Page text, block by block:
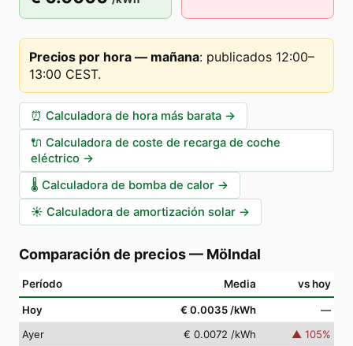
Precios por hora — mañana: publicados 12:00–
13:00 CEST.
⏰ Calculadora de hora más barata →
🔌 Calculadora de coste de recarga de coche
eléctrico →
🌡️ Calculadora de bomba de calor →
☀️ Calculadora de amortización solar →
Comparación de precios— Mölndal
Período Media vs hoy
Hoy € 0.0035 /kWh
—
Ayer
€ 0.0072 /kWh ▲ 105%